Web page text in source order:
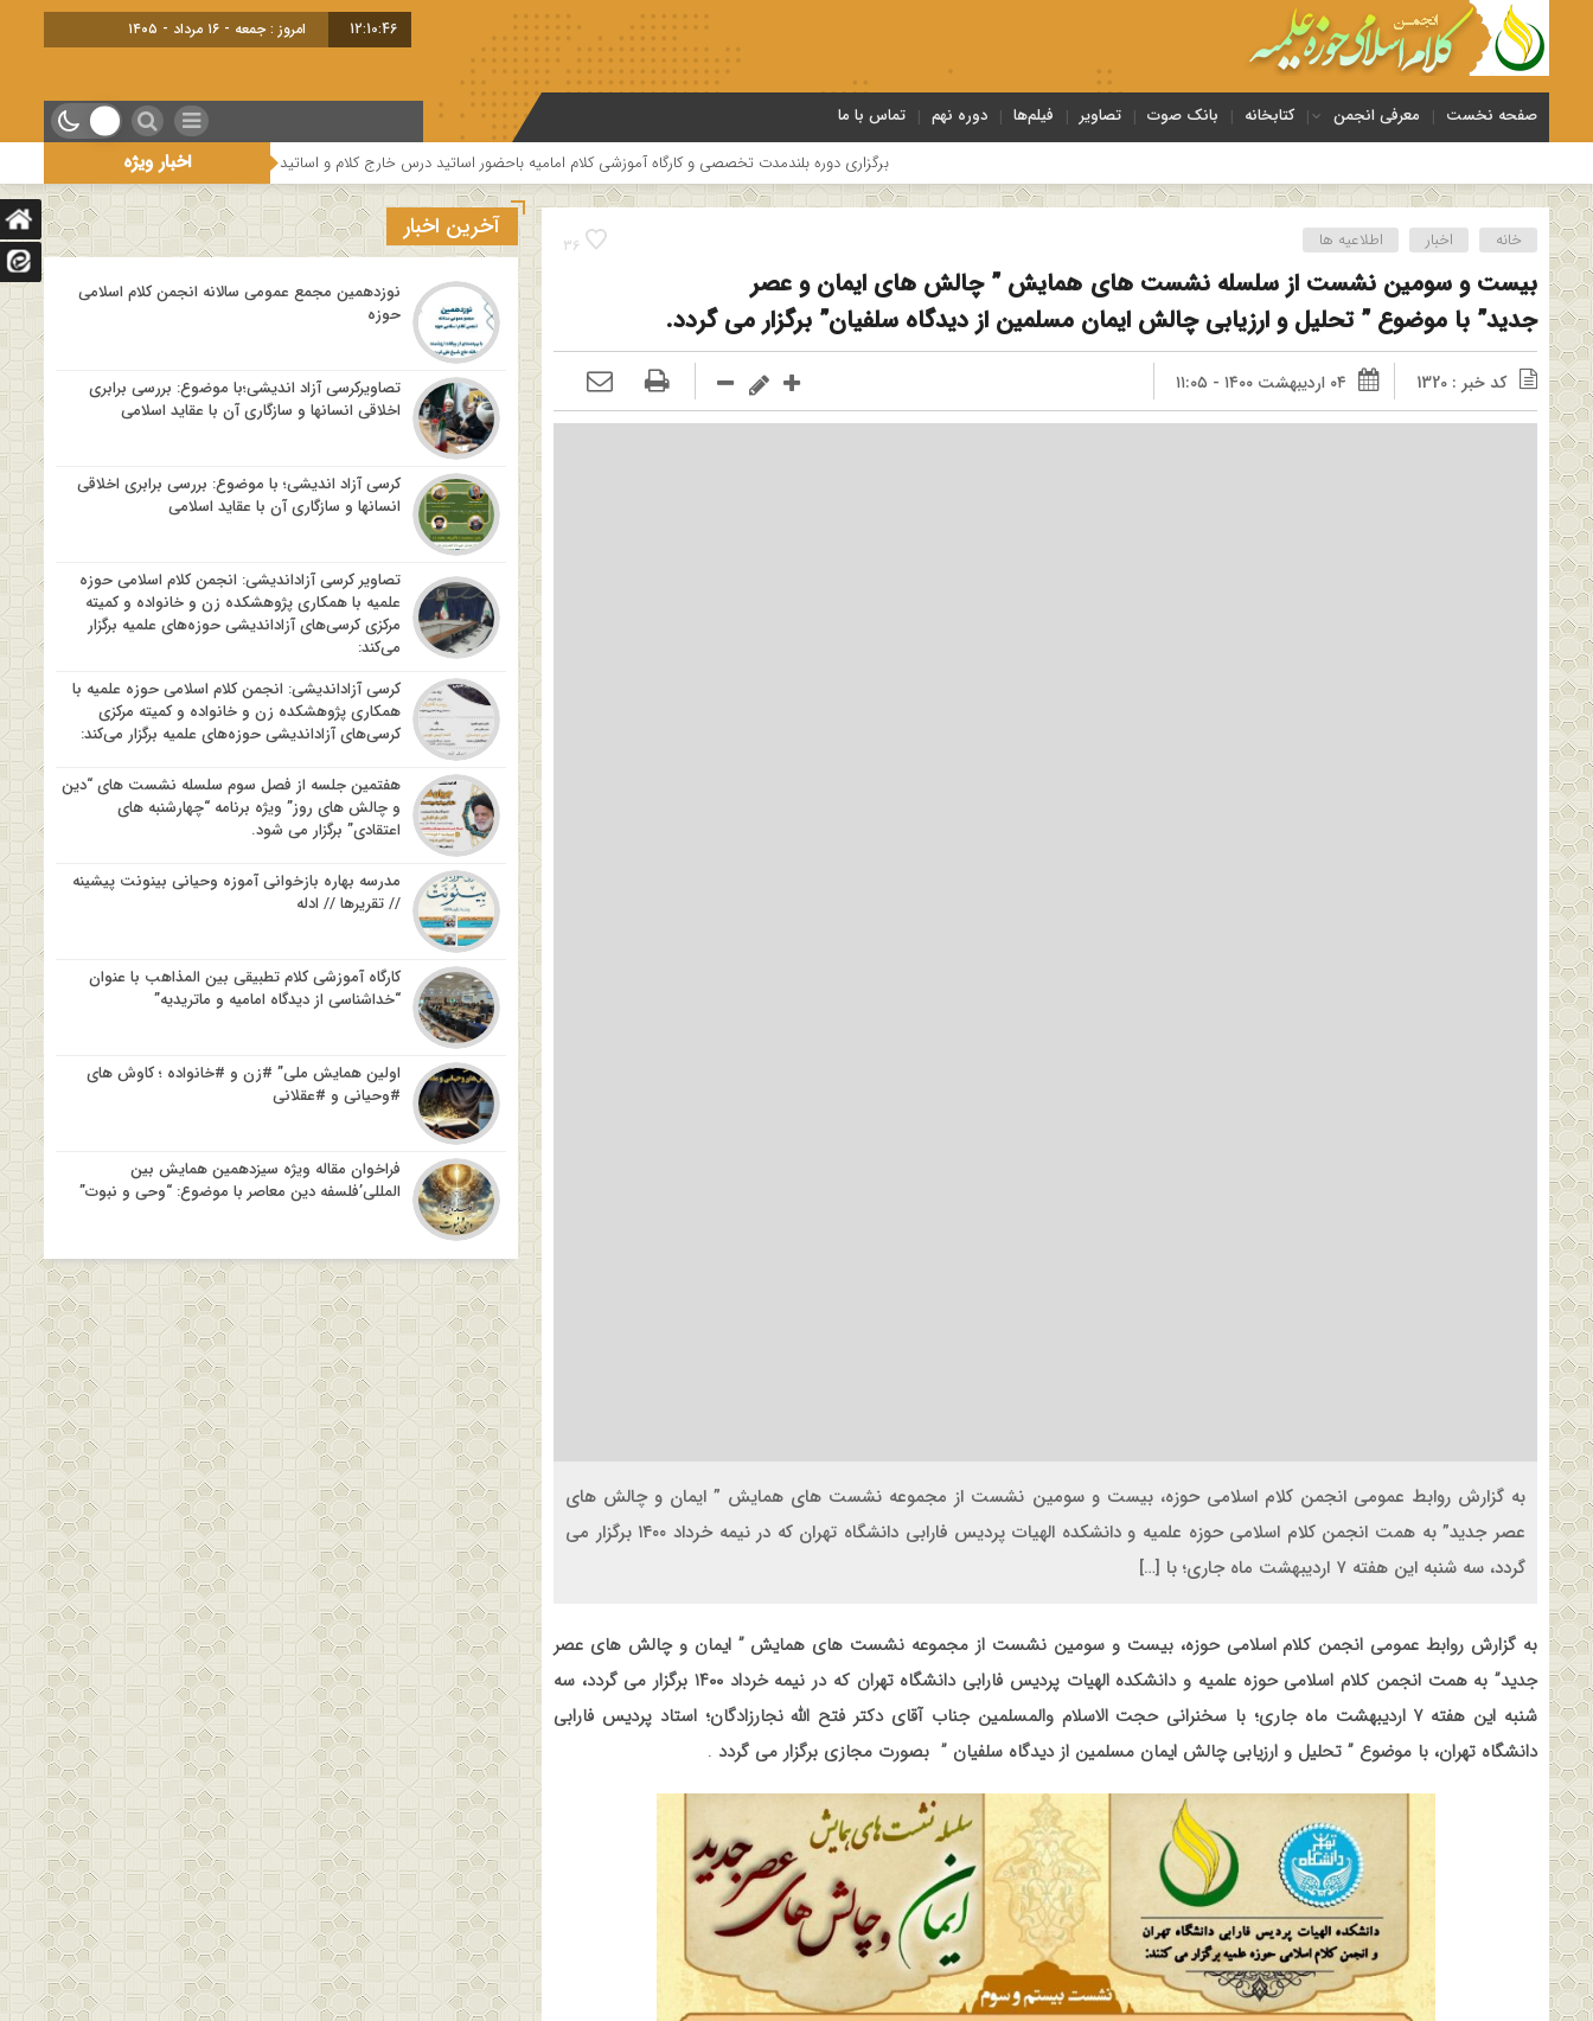
12:10:47 امروز : جمعه - ۱۶ مرداد - ۱۴۰۵
صفحه نخست معرفی انجمن کتابخانه بانک صوت تصاویر فیلم‌ها دوره نهم تماس با ما
اخبار ویژه برگزاری دوره بلندمدت تخصصی و کارگاه آموزشی کلام امامیه باحضور اساتید درس خارج کلام و اساتید حوزه و دانشگاه هفتمین جلسه از فصل سوم سلسله نشست
36 خانه اخبار اطلاعیه ها
بیست و سومین نشست از سلسله نشست های همایش ” چالش های ایمان و عصر
جدید” با موضوع ” تحلیل و ارزیابی چالش ایمان مسلمین از دیدگاه سلفیان” برگزار می گردد.
کد خبر : 1320 ۰۴ اردیبهشت ۱۴۰۰ - ۱۱:۰۵
به گزارش روابط عمومی انجمن کلام اسلامی حوزه، بیست و سومین نشست از مجموعه نشست های همایش ” ایمان و چالش های
عصر جدید” به همت انجمن کلام اسلامی حوزه علمیه و دانشکده الهیات پردیس فارابی دانشگاه تهران که در نیمه خرداد ۱۴۰۰ برگزار می
گردد، سه شنبه این هفته ۷ اردیبهشت ماه جاری؛ با […]
به گزارش روابط عمومی انجمن کلام اسلامی حوزه، بیست و سومین نشست از مجموعه نشست های همایش ” ایمان و چالش های عصر
جدید” به همت انجمن کلام اسلامی حوزه علمیه و دانشکده الهیات پردیس فارابی دانشگاه تهران که در نیمه خرداد ۱۴۰۰ برگزار می گردد، سه
شنبه این هفته ۷ اردیبهشت ماه جاری؛ با سخنرانی حجت الاسلام والمسلمین جناب آقای دکتر فتح الله نجارزادگان؛ استاد پردیس فارابی
دانشگاه تهران، با موضوع ” تحلیل و ارزیابی چالش ایمان مسلمین از دیدگاه سلفیان ” بصورت مجازی برگزار می گردد .
آخرین اخبار
نوزدهمین مجمع عمومی سالانه انجمن کلام اسلامی
حوزه
تصاویرکرسی آزاد اندیشی؛با موضوع: بررسی برابری
اخلاقی انسانها و سازگاری آن با عقاید اسلامی
کرسی آزاد اندیشی؛ با موضوع: بررسی برابری اخلاقی
انسانها و سازگاری آن با عقاید اسلامی
تصاویر کرسی آزاداندیشی: انجمن کلام اسلامی حوزه
علمیه با همکاری پژوهشکده زن و خانواده و کمیته
مرکزی کرسی‌های آزاداندیشی حوزه‌های علمیه برگزار
می‌کند:
کرسی آزاداندیشی: انجمن کلام اسلامی حوزه علمیه با
همکاری پژوهشکده زن و خانواده و کمیته مرکزی
کرسی‌های آزاداندیشی حوزه‌های علمیه برگزار می‌کند:
هفتمین جلسه از فصل سوم سلسله نشست های “دین
و چالش های روز” ویژه برنامه “چهارشنبه های
اعتقادی” برگزار می شود.
مدرسه بهاره بازخوانی آموزه وحیانی بینونت پیشینه
// تقریرها // ادله
کارگاه آموزشی کلام تطبیقی بین المذاهب با عنوان
“خداشناسی از دیدگاه امامیه و ماتریدیه”
اولین همایش ملی” #زن و #خانواده ؛ کاوش های
#وحیانی و #عقلانی
فراخوان مقاله ویژه سیزدهمین همایش بین
المللی’فلسفه دین معاصر با موضوع: “وحی و نبوت”